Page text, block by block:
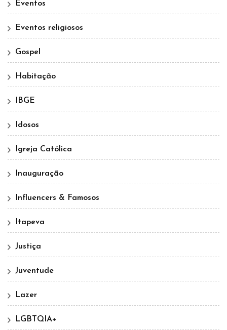
Eventos
Eventos religiosos
Gospel
Habitação
IBGE
Idosos
Igreja Católica
Inauguração
Influencers & Famosos
Itapeva
Justiça
Juventude
Lazer
LGBTQIA+